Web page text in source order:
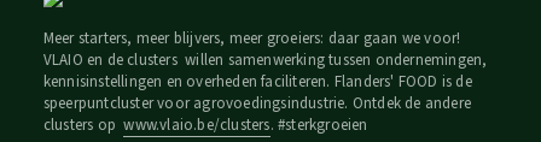
Meer starters, meer blijvers, meer groeiers: daar gaan we voor!
VLAIO en de clusters willen samenwerking tussen ondernemingen,
kennisinstellingen en overheden faciliteren. Flanders' FOOD is de
speerpuntcluster voor agrovoedingsindustrie. Ontdek de andere
clusters opwww.vlaio.be/clusters. #sterkgroeien